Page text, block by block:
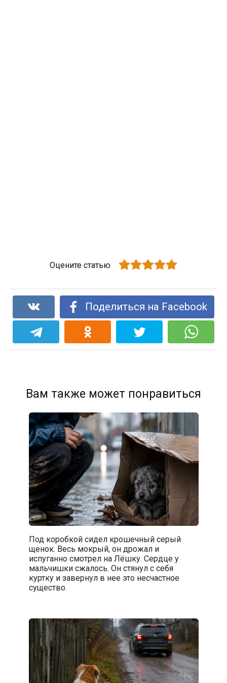
Оцените статью
Поделиться на Facebook
Вам также может понравиться
Под коробкой сидел крошечный серый
щенок. Весь мокрый, он дрожал и
испуганно смотрел на Лёшку. Сердце у
мальчишки сжалось. Он стянул с себя
куртку и завернул в нее это несчастное
существо.